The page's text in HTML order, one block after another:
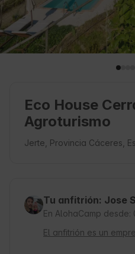
Eco House
Agroturismo
Jerte, Provincia Cáceres,
Tu anfitrión: Jose
En AlohaCamp desde:
El anfitrión es un